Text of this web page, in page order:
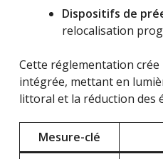
Dispositifs de
relocalisation
Cette réglementation
intégrée, mettant en
littoral et la réduction des
Mesure-clé